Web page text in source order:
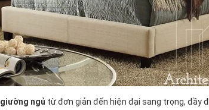
giường ngủ từ đơn giản đến hiện đại sang trọng, đầy